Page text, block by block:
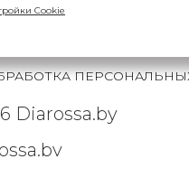
Diarossa.by
Cookie